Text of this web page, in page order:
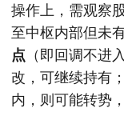
操作上，需观察
至中枢内部但未
点 （即回调不进
改，可继续持有
内，则可能转势